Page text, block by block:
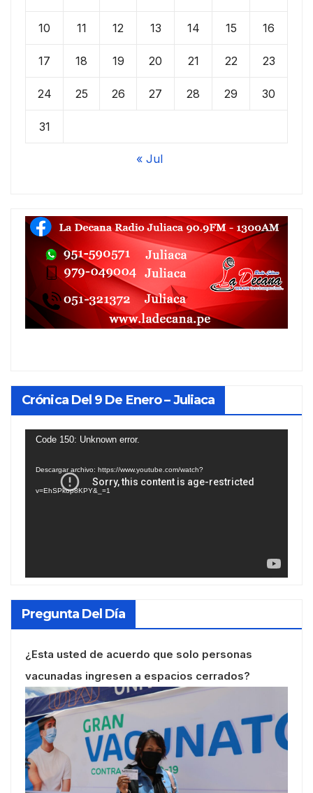
10 11 12 13 14 15 16
17 18 19 20 21 22 23
24 25 26 27 28 29 30
31
« Jul
Crónica Del 9 De Enero – Juliaca
Reproductor
Code 150: Unknown error.
Descargar archivo: https://www.youtube.com/watch?
v=EhSPkop8KPY&_=1
Pregunta Del Día
¿Esta usted de acuerdo que solo personas
vacunadas ingresen a espacios cerrados?